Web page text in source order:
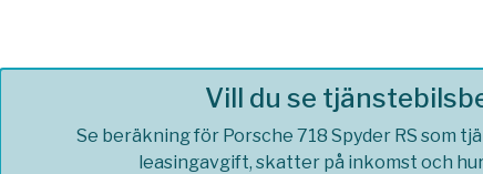
Vill du se
Se beräkning för Porsche 718 Spyder RS som
leasingavgift, skatter på inkomst och